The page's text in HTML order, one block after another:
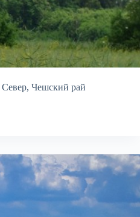
Север, Чешский рай